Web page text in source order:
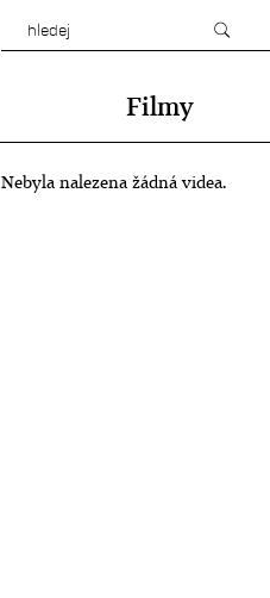
Filmy
Nebyla nalezena žádná videa.